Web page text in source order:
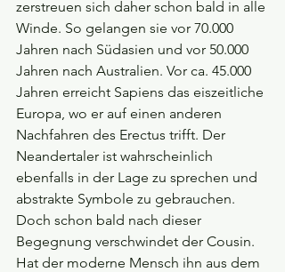
zerstreuen sich daher schon bald in alle
Winde. So gelangen sie vor 70.000
Jahren nach Südasien und vor 50.000
Jahren nach Australien. Vor ca. 45.000
Jahren erreicht Sapiens das eiszeitliche
Europa, wo er auf einen anderen
Nachfahren des Erectus trifft. Der
Neandertaler ist wahrscheinlich
ebenfalls in der Lage zu sprechen und
abstrakte Symbole zu gebrauchen.
Doch schon bald nach dieser
Begegnung verschwindet der Cousin.
Hat der moderne Mensch ihn aus dem